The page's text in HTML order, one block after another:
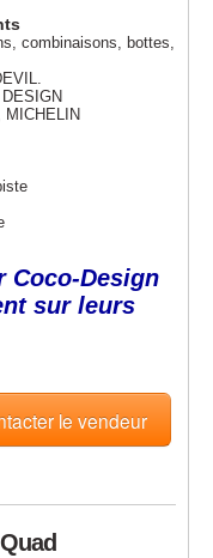
combinaisons, bottes,
MICHELIN
Coco-Design
sur leurs
le vendeur